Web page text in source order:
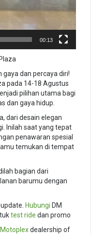
00:13
gaya dan percaya diri!
pada 14-18 Agustus
pilihan utama bagi
dan gaya hidup.
dari desain elegan
Inilah saat yang tepat
penawaran spesial
temukan di tempat
bagian dari
barumu dengan
Hubungi DM
test ride dan promo
Motoplexdealership of